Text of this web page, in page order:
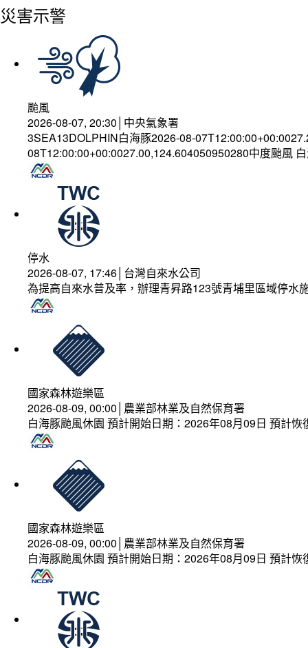
災害示警
颱風
2026-08-07, 20:30│中央氣象署
3SEA13DOLPHIN白海豚2026-08-
08T12:00:00+00:0027.00,124.604050950280中度颱風
停水
2026-08-07, 17:46│台灣自來水公司
為提高自來水普及率，辦理青昇路123號青埔里區域停水
國家森林遊樂區
2026-08-09, 00:00│農業部林業及自然保育署
白海豚颱風休園 預計開始日期：2026年08月09日 預計
國家森林遊樂區
2026-08-09, 00:00│農業部林業及自然保育署
白海豚颱風休園 預計開始日期：2026年08月09日 預計